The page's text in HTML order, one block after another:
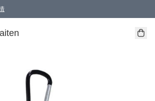
運費優惠！（適用於 本地送貨、本地取貨 )